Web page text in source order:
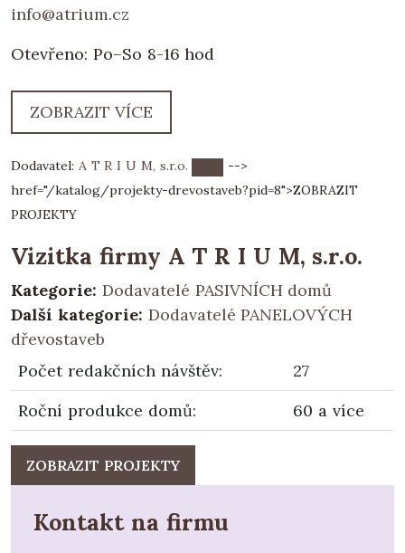
info@atrium.cz
Otevřeno: Po–So 8-16 hod
ZOBRAZIT VÍCE
Dodavatel: A T R I U M, s.r.o.
-->
href="/katalog/projekty-drevostaveb?pid=8">ZOBRAZIT
PROJEKTY
Vizitka firmy A T R I U M, s.r.o.
Kategorie: Dodavatelé PASIVNÍCH domů
Další kategorie: Dodavatelé PANELOVÝCH
dřevostaveb
Počet redakčních návštěv:
27
Roční produkce domů: 60 a více
ZOBRAZIT PROJEKTY
Kontakt na firmu